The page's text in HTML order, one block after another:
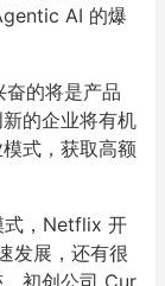
AI 的爆
的将是产品
的企业将有机
式，获取高额
式，Netflix 开
发展，还有很
初创公司 Cur